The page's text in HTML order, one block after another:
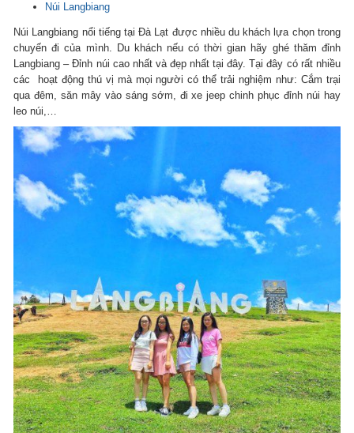
Núi Langbiang
Núi Langbiang nổi tiếng tại Đà Lạt được nhiều du khách lựa chọn trong
chuyến đi của mình. Du khách nếu có thời gian hãy ghé thăm đỉnh
Langbiang – Đỉnh núi cao nhất và đẹp nhất tại đây. Tại đây có rất nhiều
các hoạt động thú vị mà mọi người có thể trải nghiệm như: Cắm trại
qua đêm, săn mây vào sáng sớm, đi xe jeep chinh phục đỉnh núi hay
leo núi,…